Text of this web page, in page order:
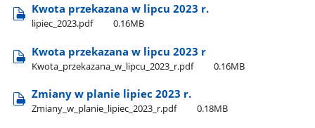
Kwota przekazana w lipcu 2023 r.
lipiec​_2023.pdf 0.16MB
Kwota przekazana w lipcu 2023 r
Kwota​_przekazana​_w​_lipcu​_2023​_r.pdf 0.16MB
Zmiany w planie lipiec 2023 r.
Zmiany​_w​_planie​_lipiec​_2023​_r.pdf 0.18MB